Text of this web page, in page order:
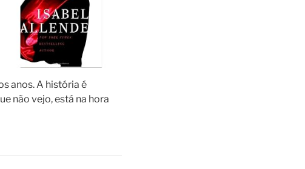
anos. A história é
não vejo, está na hora